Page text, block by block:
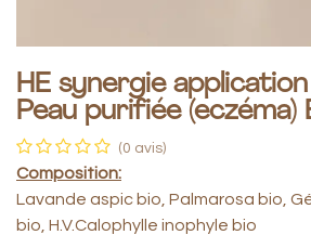
HE synergie
Peau purifiée (eczéma)
(0 avis)
Composition:
Lavande aspic bio, Palmarosa bio,
bio, H.V.Calophylle inophyle bio